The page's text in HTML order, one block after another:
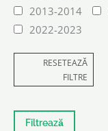
2013-2014
2022-2023
RESETEAZĂ
FILTRE